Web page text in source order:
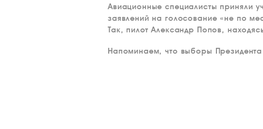
Авиационные специалисты приняли
заявлений на голосование «не по
Так, пилот Александр Попов,
Напоминаем, что выборы